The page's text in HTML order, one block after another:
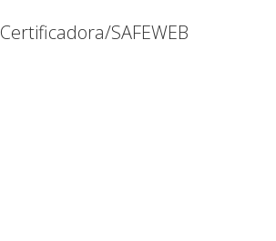
Certificadora/SAFEWEB